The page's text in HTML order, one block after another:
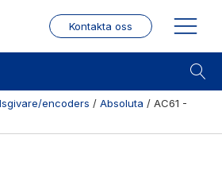
Kontakta oss
Mekanik
encoders / Absoluta / AC61 -